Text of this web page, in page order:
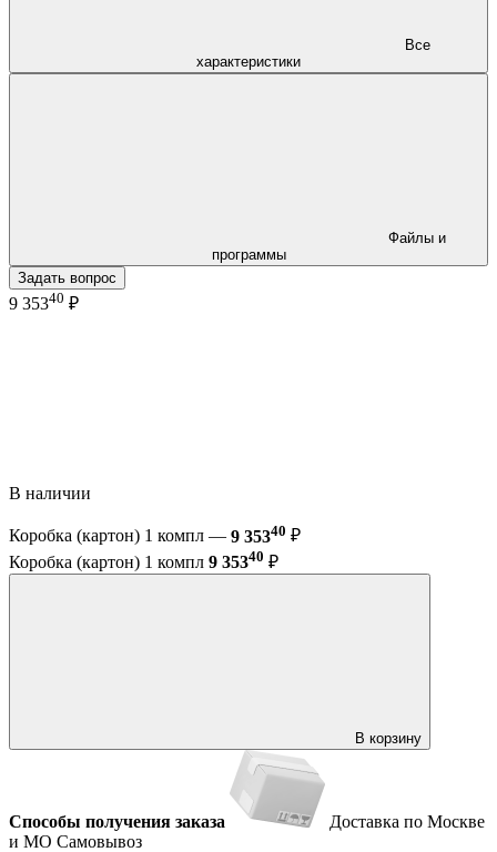
характеристики
программы
Задать вопрос
9 35340 ₽
В наличии
Коробка (картон) 1 компл — 9 35340 ₽
Коробка (картон) 1 компл 9 35340 ₽
В корзину
Способы получения заказа
Доставка по Москве
и МО Самовывоз